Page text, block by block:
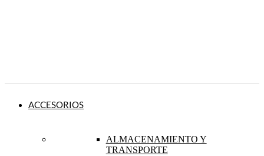
ACCESORIOS
ALMACENAMIENTO Y
TRANSPORTE